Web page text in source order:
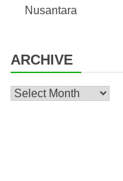
Nusantara
ARCHIVE
Archive